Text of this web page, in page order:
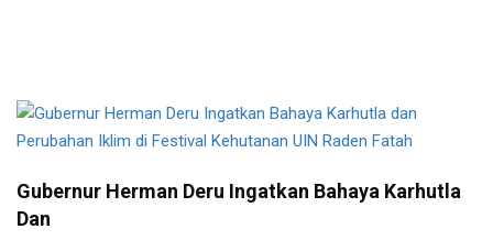
Gubernur Herman Deru Ingatkan Bahaya Karhutla
Dan